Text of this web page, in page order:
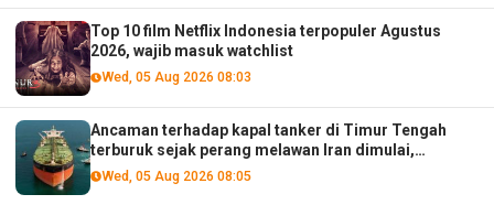
Top 10 film Netflix Indonesia terpopuler Agustus
2026, wajib masuk watchlist
Wed, 05 Aug 2026 08:03
Ancaman terhadap kapal tanker di Timur Tengah
terburuk sejak perang melawan Iran dimulai,
menurut analis
Wed, 05 Aug 2026 08:05